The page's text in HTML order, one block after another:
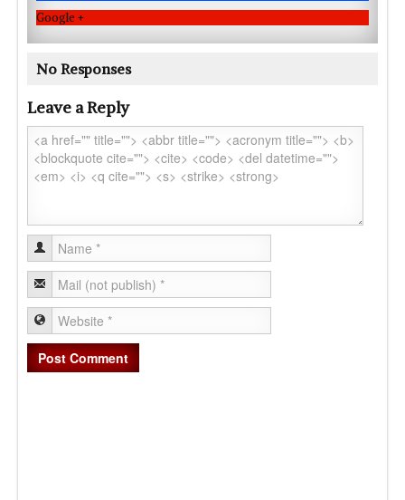
Google +
No Responses
Leave a Reply